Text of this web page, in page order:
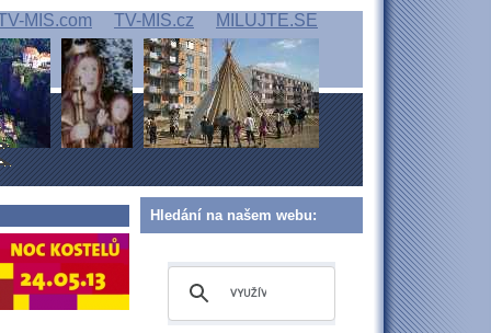
MIS.com TV-MIS.cz MILUJTE.SE
Hledání na našem webu: